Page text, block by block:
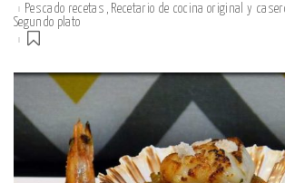
Pescado recetas
Recetario de cocina original y
Segundo plato